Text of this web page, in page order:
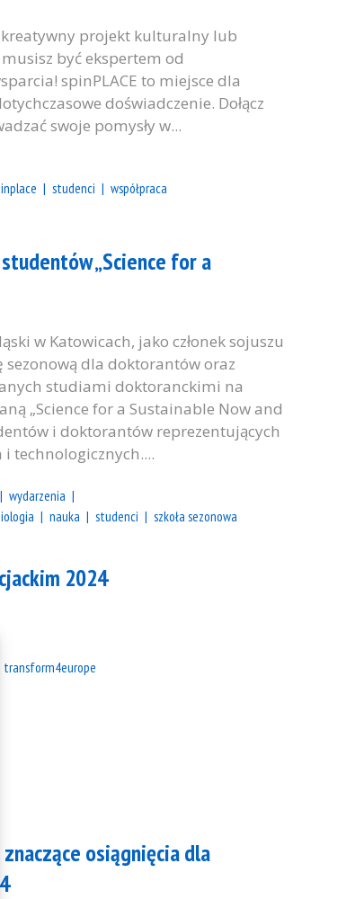
kreatywny projekt kulturalny lub
być ekspertem od
spinPLACE to miejsce dla
doświadczenie. Dołącz
swoje pomysły w...
studenci współpraca
„Science for a
w Katowicach, jako członek sojuszu
sezonową dla doktorantów oraz
studiami doktoranckimi na
„Science for a Sustainable Now and
i doktorantów reprezentujących
technologicznych....
wydarzenia
nauka studenci szkoła sezonowa
2024
transform4europe
osiągnięcia dla